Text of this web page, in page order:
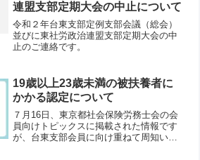
連盟支部定期大会の中止について
令和２年台東支部定例支部会議（総会）
並びに東社労政治連盟支部定期大会の中
止のご連絡です。
19歳以上23歳未満の被扶養者に
かかる認定について
７月16日、東京都社会保険労務士会の会
員向けトピックスに掲載された情報です
が、台東支部会員に向け重ねて周知いた